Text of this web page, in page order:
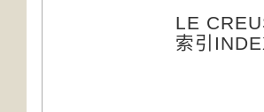
LE
索引